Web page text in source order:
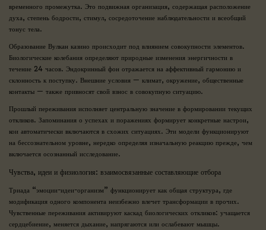
временного промежутка. Это подвижная организация, содержащая расположение
духа, степень бодрости, стимул, сосредоточение наблюдательности и всеобщий
тонус тела.
Образование Вулкан казино происходит под влиянием совокупности элементов.
Биологические колебания определяют природные изменения энергичности в
течение 24 часов. Эндокринный фон отражается на аффективный гармонию и
склонность к поступку. Внешние условия — климат, окружение, общественные
контакты — также привносят свой взнос в совокупную ситуацию.
Прошлый переживания исполняет центральную значение в формировании текущих
откликов. Запоминания о успехах и поражениях формирует конкретные настрои,
кои автоматически включаются в схожих ситуациях. Эти модели функционируют
на бессознательном уровне, нередко определяя изначальную реакцию прежде, чем
включается осознанный исследование.
Чувства, идеи и физиология: взаимосвязанные составляющие отбора
Триада “эмоции-идеи-организм” функционирует как общая структура, где
модификация одного компонента неизбежно влечет трансформации в прочих.
Чувственные переживания активируют каскад биологических откликов: учащается
сердцебиение, меняется дыхание, напрягаются или ослабевают мышцы.